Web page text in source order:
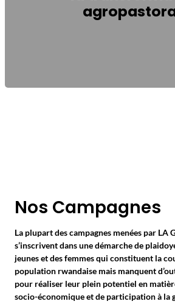
Nos Campagnes
La plupart des campagnes menées par LA
s’inscrivent dans une démarche de
jeunes et des femmes qui constituent la
population rwandaise mais manquent
pour réaliser leur plein potentiel en
socio-économique et de participation à la